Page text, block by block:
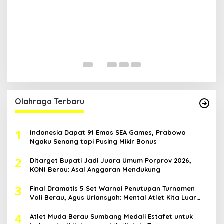
Olahraga Terbaru
1
Indonesia Dapat 91 Emas SEA Games, Prabowo
Ngaku Senang tapi Pusing Mikir Bonus
2
Ditarget Bupati Jadi Juara Umum Porprov 2026,
KONI Berau: Asal Anggaran Mendukung
3
Final Dramatis 5 Set Warnai Penutupan Turnamen
Voli Berau, Agus Uriansyah: Mental Atlet Kita Luar
4
Atlet Muda Berau Sumbang Medali Estafet untuk